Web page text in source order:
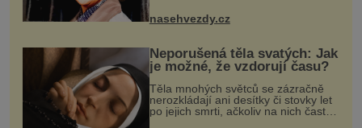
všechny předpoklady stát se
hvězdou, ale Karolína Slunéčková
nasehvezdy.cz
Neporušená těla svatých: Jak
je možné, že vzdorují času?
Těla mnohých světců se zázračně
nerozkládají ani desítky či stovky let
po jejich smrti, ačkoliv na nich často